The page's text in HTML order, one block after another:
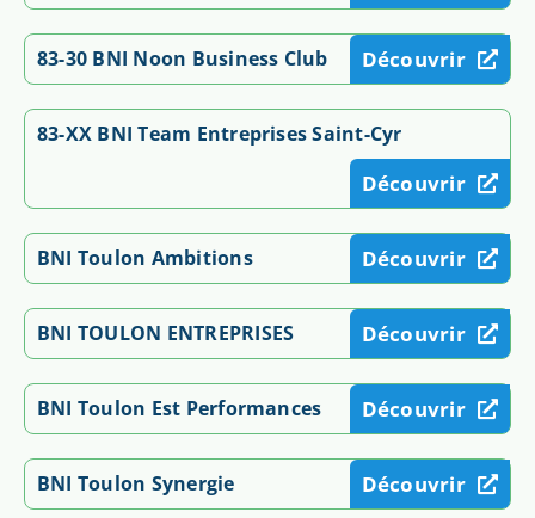
83-30 BNI Noon Business Club Découvrir
83-XX BNI Team Entreprises Saint-Cyr
Découvrir
BNI Toulon Ambitions Découvrir
BNI TOULON ENTREPRISES Découvrir
BNI Toulon Est Performances Découvrir
BNI Toulon Synergie Découvrir